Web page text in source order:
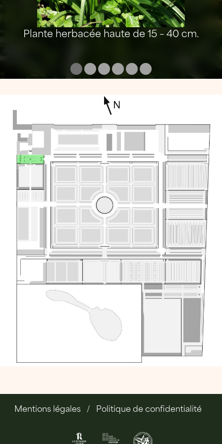
Plante herbacée haute de 15 – 40 cm.
Mentions légales Politique de confidentialité